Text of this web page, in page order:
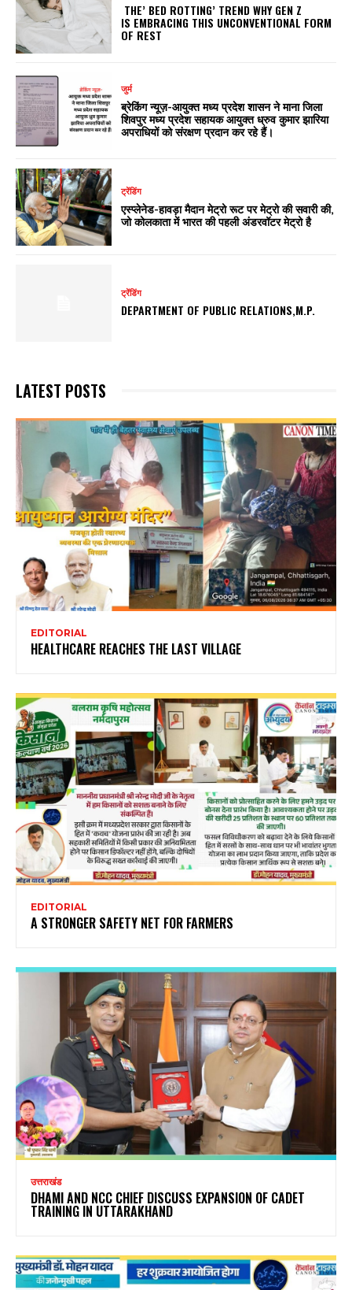
THE’ BED ROTTING’ TREND WHY GEN Z
IS EMBRACING THIS UNCONVENTIONAL FORM
OF REST
जुर्म
ब्रेकिंग न्यूज़-आयुक्त मध्य प्रदेश शासन ने माना जिला
शिवपुर मध्य प्रदेश सहायक आयुक्त ध्रुव कुमार झारिया
अपराधियों को संरक्षण प्रदान कर रहे हैं।
ट्रेंडिंग
एस्प्लेनेड-हावड़ा मैदान मेट्रो रूट पर मेट्रो की सवारी की,
जो कोलकाता में भारत की पहली अंडरवॉटर मेट्रो है
ट्रेंडिंग
DEPARTMENT OF PUBLIC RELATIONS,M.P.
LATEST POSTS
EDITORIAL
HEALTHCARE REACHES THE LAST VILLAGE
EDITORIAL
A STRONGER SAFETY NET FOR FARMERS
उत्तराखंड
DHAMI AND NCC CHIEF DISCUSS EXPANSION OF CADET
TRAINING IN UTTARAKHAND